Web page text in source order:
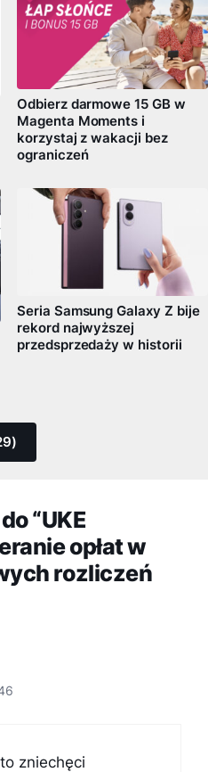
Odbierz darmowe 15 GB w
Magenta Moments i
korzystaj z wakacji bez
ograniczeń
Seria Samsung Galaxy Z bije
rekord najwyższej
przedsprzedaży w historii
“UKE
opłat w
rozliczeń
zniechęci